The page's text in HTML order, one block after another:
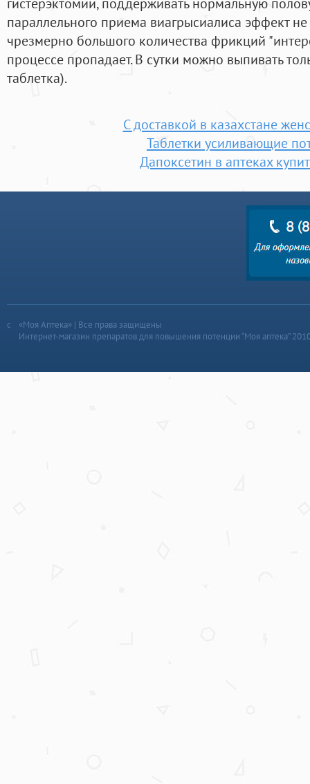
параллельного приема виагрысиалиса эффект не
чрезмерно большого количества фрикций
процессе пропадает. В сутки можно выпивать
таблетка).
С доставкой в казахстане
Таблетки усиливающие
Дапоксетин в аптеках
«Моя Аптека» | Все права защищены
Интернет-магазин препаратов для повышения потенции “Моя аптека”